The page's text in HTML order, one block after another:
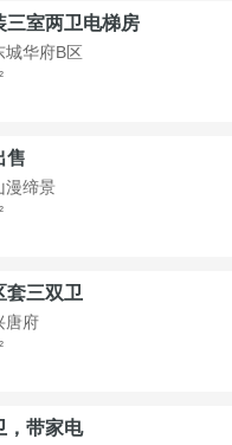
三室两卫电梯房
城华府B区
售
漫缔景
套三双卫
唐府
，带家电